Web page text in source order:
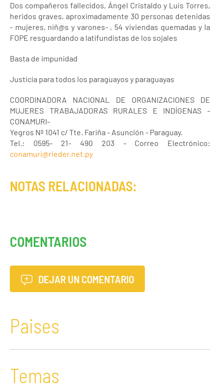
Dos compañeros fallecidos, Ángel Cristaldo y Luís Torres,
heridos graves, aproximadamente 30 personas detenidas
- mujeres, niñ@s y varones- , 54 viviendas quemadas y la
FOPE resguardando a latifundistas de los sojales
Basta de impunidad
Justicia para todos los paraguayos y paraguayas
COORDINADORA NACIONAL DE ORGANIZACIONES DE
MUJERES TRABAJADORAS RURALES E INDÍGENAS -
CONAMURI-
Yegros Nº 1041 c/ Tte. Fariña - Asunción - Paraguay.
Tel.: 0595- 21- 490 203 - Correo Electrónico:
conamuri@rieder.net.py
NOTAS RELACIONADAS:
COMENTARIOS
DEJAR UN COMENTARIO
Paises
Temas